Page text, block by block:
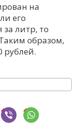
на
его
за литр, то
образом,
рублей.